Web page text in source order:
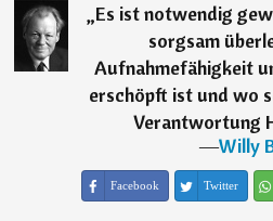
„Es ist notwendig
sorgsam
Aufnahmefähigkeit
erschöpft ist und wo
Verantwortung
―Willy
Facebook Twitter